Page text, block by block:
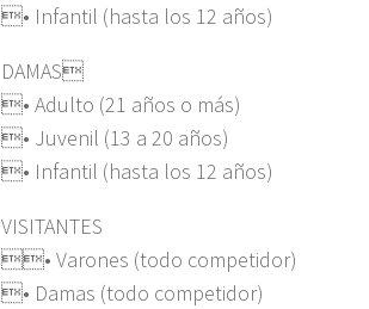
• Infantil (hasta los 12 años)
DAMAS
• Adulto (21 años o más)
• Juvenil (13 a 20 años)
• Infantil (hasta los 12 años)
VISITANTES
• Varones (todo competidor)
• Damas (todo competidor)